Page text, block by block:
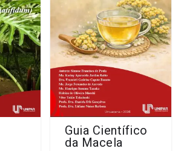
Guia Científico
da Macela